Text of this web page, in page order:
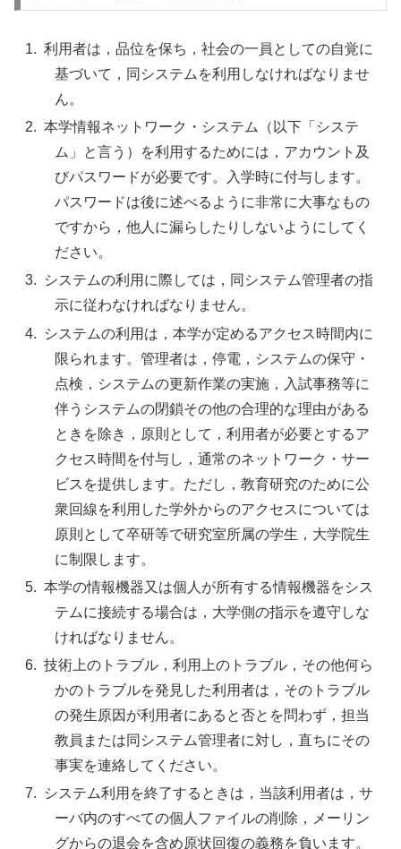
利用者は，品位を保ち，社会の一員としての自覚に
基づいて，同システムを利用しなければなりませ
ん。
本学情報ネットワーク・システム（以下「システ
ム」と言う）を利用するためには，アカウント及
びパスワードが必要です。入学時に付与します。
パスワードは後に述べるように非常に大事なもの
ですから，他人に漏らしたりしないようにしてく
ださい。
システムの利用に際しては，同システム管理者の指
示に従わなければなりません。
システムの利用は，本学が定めるアクセス時間内に
限られます。管理者は，停電，システムの保守・
点検，システムの更新作業の実施，入試事務等に
伴うシステムの閉鎖その他の合理的な理由がある
ときを除き，原則として，利用者が必要とするア
クセス時間を付与し，通常のネットワーク・サー
ビスを提供します。ただし，教育研究のために公
衆回線を利用した学外からのアクセスについては
原則として卒研等で研究室所属の学生，大学院生
に制限します。
本学の情報機器又は個人が所有する情報機器をシス
テムに接続する場合は，大学側の指示を遵守しな
ければなりません。
技術上のトラブル，利用上のトラブル，その他何ら
かのトラブルを発見した利用者は，そのトラブル
の発生原因が利用者にあると否とを問わず，担当
教員または同システム管理者に対し，直ちにその
事実を連絡してください。
システム利用を終了するときは，当該利用者は，サ
ーバ内のすべての個人ファイルの削除，メーリン
グからの退会を含め原状回復の義務を負います。